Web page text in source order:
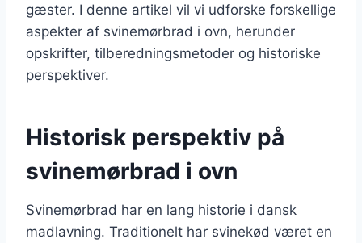
gæster. I denne artikel vil vi udforske forskellige
aspekter af svinemørbrad i ovn, herunder
opskrifter, tilberedningsmetoder og historiske
perspektiver.
Historisk perspektiv på
svinemørbrad i ovn
Svinemørbrad har en lang historie i dansk
madlavning. Traditionelt har svinekød været en